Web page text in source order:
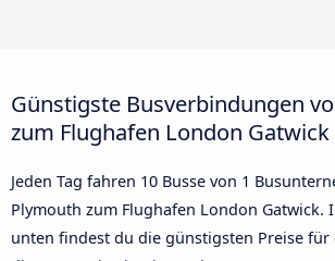
Günstigste Busverbindungen
zum Flughafen London Gatwick
Jeden Tag fahren 10 Busse von 1
Plymouth zum Flughafen London Gatwick.
unten findest du die günstigsten Preise für